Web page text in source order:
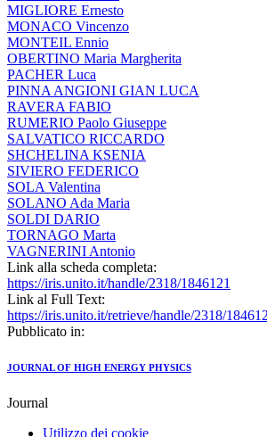
MIGLIORE Ernesto
MONACO Vincenzo
MONTEIL Ennio
OBERTINO Maria Margherita
PACHER Luca
PINNA ANGIONI GIAN LUCA
RAVERA FABIO
RUMERIO Paolo Giuseppe
SALVATICO RICCARDO
SHCHELINA KSENIA
SIVIERO FEDERICO
SOLA Valentina
SOLANO Ada Maria
SOLDI DARIO
TORNAGO Marta
VAGNERINI Antonio
Link alla scheda completa:
https://iris.unito.it/handle/2318/1846121
Link al Full Text:
https://iris.unito.it/retrieve/handle/2318/
Pubblicato in:
JOURNAL OF HIGH ENERGY PHYSICS
Journal
Utilizzo dei cookie